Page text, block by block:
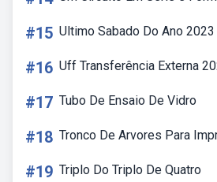
#15 Ultimo Sabado Do Ano
#16 Uff Transferência Externa
#17 Tubo De Ensaio De Vidro
#18 Tronco De Arvores Para
#19 Triplo Do Triplo De Quatro